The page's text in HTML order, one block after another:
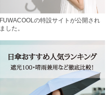
FUWACOOLの特設サイトが公開され
ました。